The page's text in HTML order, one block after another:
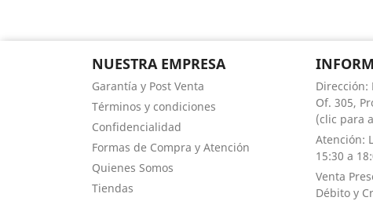
NUESTRA EMPRESA
Garantía y Post Venta
Términos y condiciones
Confidencialidad
Formas de Compra y Atención
Quienes Somos
Tiendas
Dirección:
Of. 305,
(clic para
Atención:
15:30 a
Venta
Débito y